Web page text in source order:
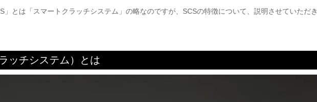
」とは「スマートクラッチシステム」の略なのですが、SCSの特徴について、説明させていただき
ッチシステム）とは